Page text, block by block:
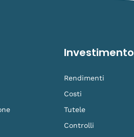
Investimento
Rendimenti
Costi
Tutele
Controlli